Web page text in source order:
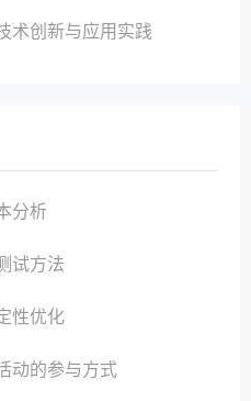
术创新与应用实践
分析
试方法
性优化
动的参与方式